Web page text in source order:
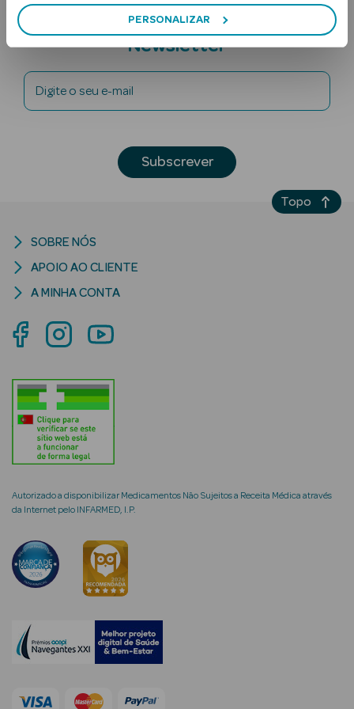
PERSONALIZAR
Rosto
Lábios
Criança
Rosto e
Ver Tudo
Cosmética
Hidratantes
Creme de Olhos
envelhecimento
Subscreva a
Newsletter
Digite o seu e-mail
Subscrever
Autorizado a disponibilizar Medicamentos Não Sujeitos a Receita Médica através
da Internet pelo INFARMED, I.P.
SOBRE NÓS
APOIO AO CLIENTE
A MINHA CONTA
Topo